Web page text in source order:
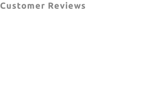
Customer Reviews